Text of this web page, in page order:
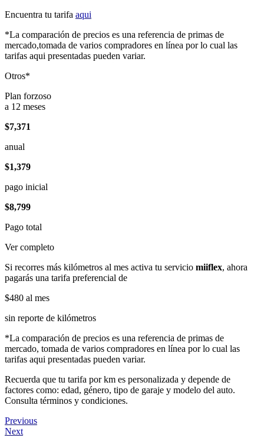
Encuentra tu tarifa aqui
*La comparación de precios es una referencia de primas de
mercado,tomada de varios compradores en línea por lo cual las
tarifas aqui presentadas pueden variar.
Otros*
Plan forzoso
a 12 meses
$7,371
anual
$1,379
pago inicial
$8,799
Pago total
Ver completo
Si recorres más kilómetros al mes activa tu servicio miiflex, ahora
pagarás una tarifa preferencial de
$480 al mes
sin reporte de kilómetros
*La comparación de precios es una referencia de primas de
mercado, tomada de varios compradores en línea por lo cual las
tarifas aqui presentadas pueden variar.
Recuerda que tu tarifa por km es personalizada y depende de
factores como: edad, género, tipo de garaje y modelo del auto.
Consulta términos y condiciones.
Previous
Next